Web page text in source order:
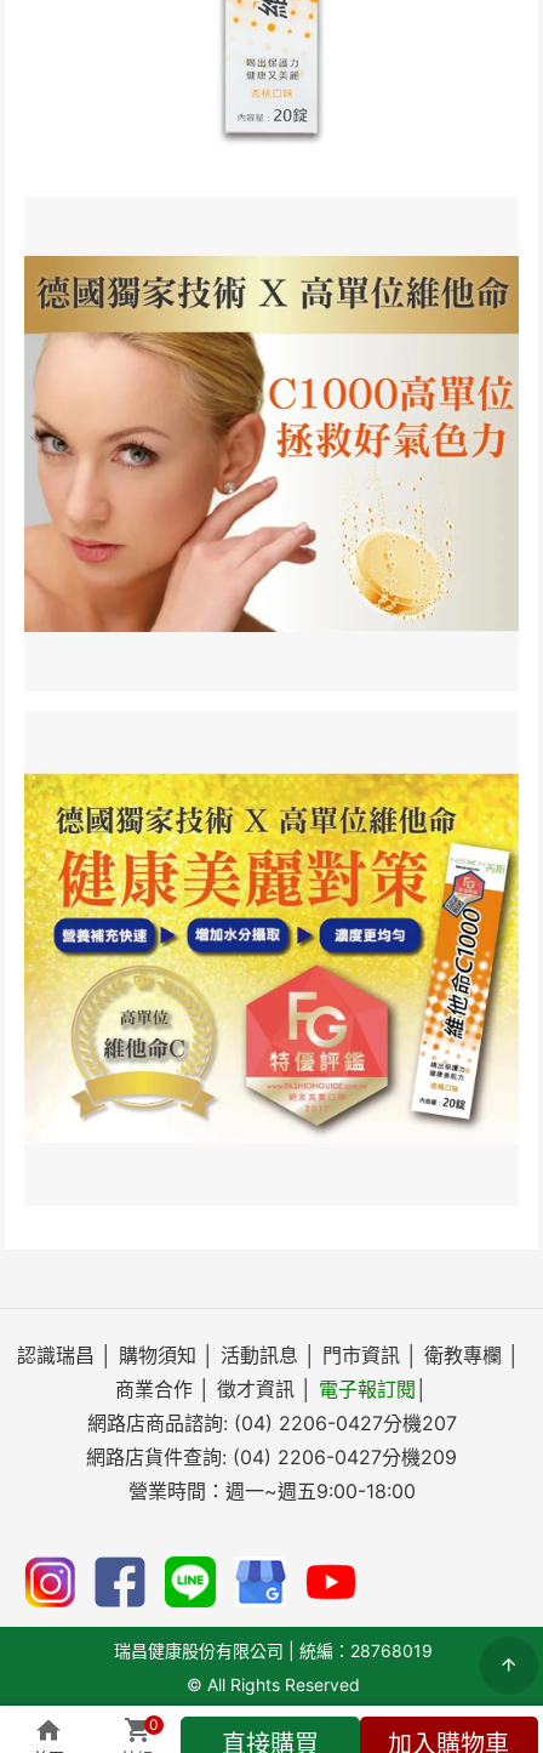
0
直接購買 加入購物車
認識瑞昌 購物須知 活動訊息 門市資訊 衛教專欄
商業合作
徵才資訊 電子報訂閱
網路店商品諮詢: (04) 2206-0427分機207
網路店貨件查詢: (04) 2206-0427分機209
營業時間：週一~週五9:00-18:00
瑞昌健康股份有限公司 | 統編：28768019
© All Rights Reserved